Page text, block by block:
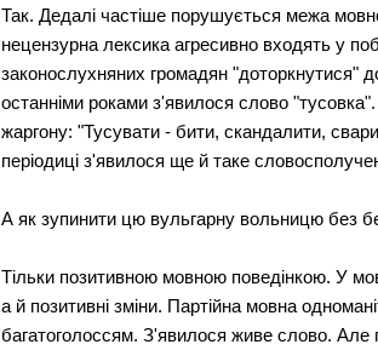
Так. Дедалі частіше порушується межа
нецензурна лексика агресивно входять у
законослухняних громадян "доторкнутися"
останніми роками з'явилося слово
жаргону: "Тусувати - бити, скандалити,
періодиці з'явилося ще й таке
А як зупинити цю вульгарну вольницю без
Тільки позитивною мовною поведінкою. У
а й позитивні зміни. Партійна мовна
багатоголоссям. З'явилося живе слово. Але